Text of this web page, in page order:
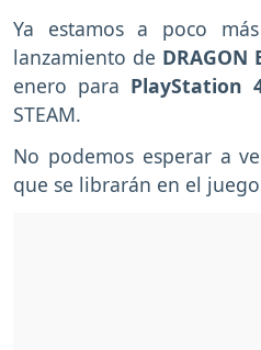
Ya estamos a poco
lanzamiento de DRAGON
enero para PlayStation
STEAM.
No podemos esperar a
que se librarán en el